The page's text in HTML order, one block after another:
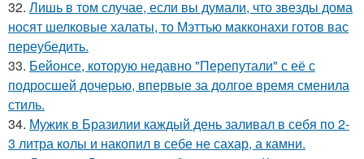
32. Лишь в том случае, если вы думали, что звезды дома
носят шелковые халаты, то Мэттью макконахи готов вас
переубедить.
33. Бейонсе, которую недавно "Перепутали" с её с
подросшей дочерью, впервые за долгое время сменила
стиль.
34. Мужик в Бразилии каждый день заливал в себя по 2-
3 литра колы и накопил в себе не сахар, а камни.